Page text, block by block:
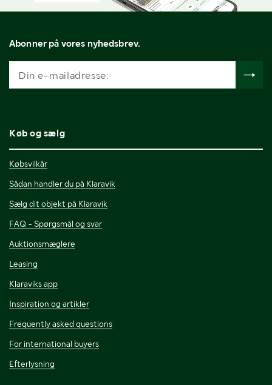
Abonner på vores nyhedsbrev.
Køb og sælg
Købsvilkår
Sådan handler du på Klaravik
Sælg dit objekt på Klaravik
FAQ - Spørgsmål og svar
Auktionsmæglere
Leasing
Klaraviks app
Inspiration og artikler
Frequently asked questions
For international buyers
Efterlysning